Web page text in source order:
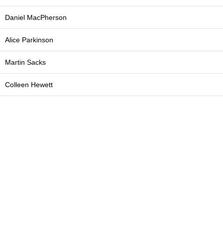
Daniel MacPherson
Alice Parkinson
Martin Sacks
Colleen Hewett